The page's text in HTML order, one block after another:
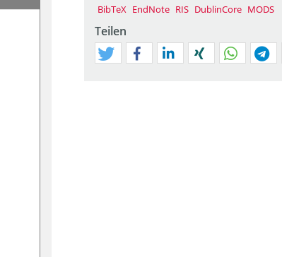
BibTeX EndNote RIS DublinCore MODS
Teilen